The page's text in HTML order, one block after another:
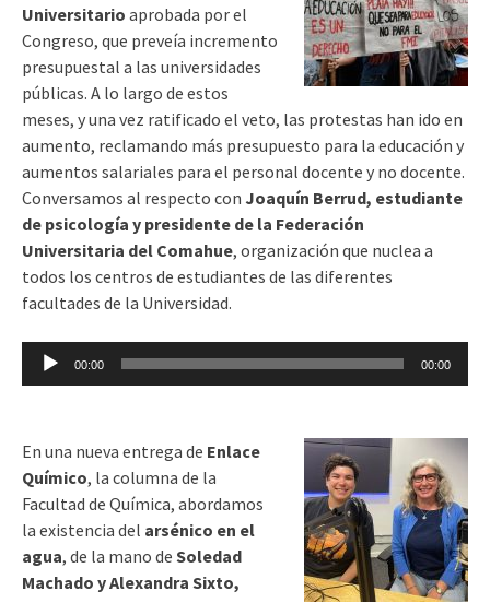
Universitario aprobada por el
Congreso, que preveía incremento
presupuestal a las universidades
públicas. A lo largo de estos
meses, y una vez ratificado el veto, las protestas han ido en
aumento, reclamando más presupuesto para la educación y
aumentos salariales para el personal docente y no docente.
Conversamos al respecto con Joaquín Berrud, estudiante
de psicología y presidente de la Federación
Universitaria del Comahue, organización que nuclea a
todos los centros de estudiantes de las diferentes
facultades de la Universidad.
Reproductor
00:00 00:00
En una nueva entrega de Enlace
Químico, la columna de la
Facultad de Química, abordamos
la existencia del arsénico en el
agua, de la mano de Soledad
Machado y Alexandra Sixto,